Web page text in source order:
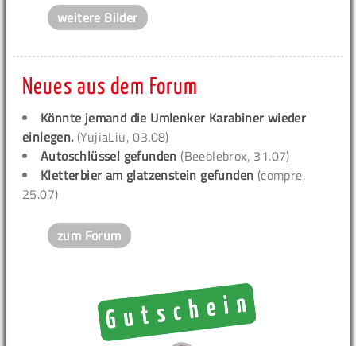
weitere Bilder
Neues aus dem Forum
Könnte jemand die Umlenker Karabiner wieder
einlegen. (YujiaLiu, 03.08)
Autoschlüssel gefunden (Beeblebrox, 31.07)
Kletterbier am glatzenstein gefunden (compre,
25.07)
zum Forum